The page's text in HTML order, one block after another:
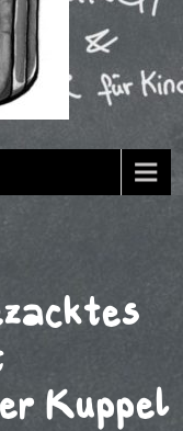
Kuppel